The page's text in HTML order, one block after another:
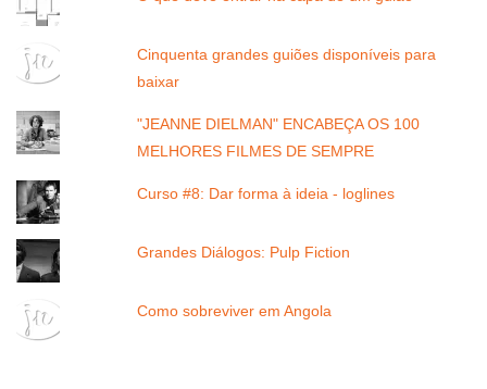
Cinquenta grandes guiões disponíveis para
baixar
"JEANNE DIELMAN" ENCABEÇA OS 100
MELHORES FILMES DE SEMPRE
Curso #8: Dar forma à ideia - loglines
Grandes Diálogos: Pulp Fiction
Como sobreviver em Angola